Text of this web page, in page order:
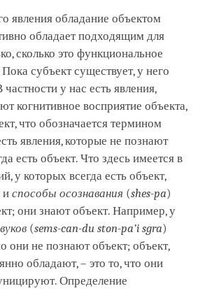
явления обладание объектом
обладает подходящим для
сколько это функциональное
субъект существует, у него
частности у нас есть явления,
когнитивное восприятие объекта,
что обозначается термином
явления, которые не познают
есть объект. Что здесь имеется в
у которых всегда есть объект,
и способы осознавания (shes-pa)
они знают объект. Например, у
(sems-can-du ston-pa’i sgra)
они не познают объект; объект,
обладают, – это то, что они
Определение